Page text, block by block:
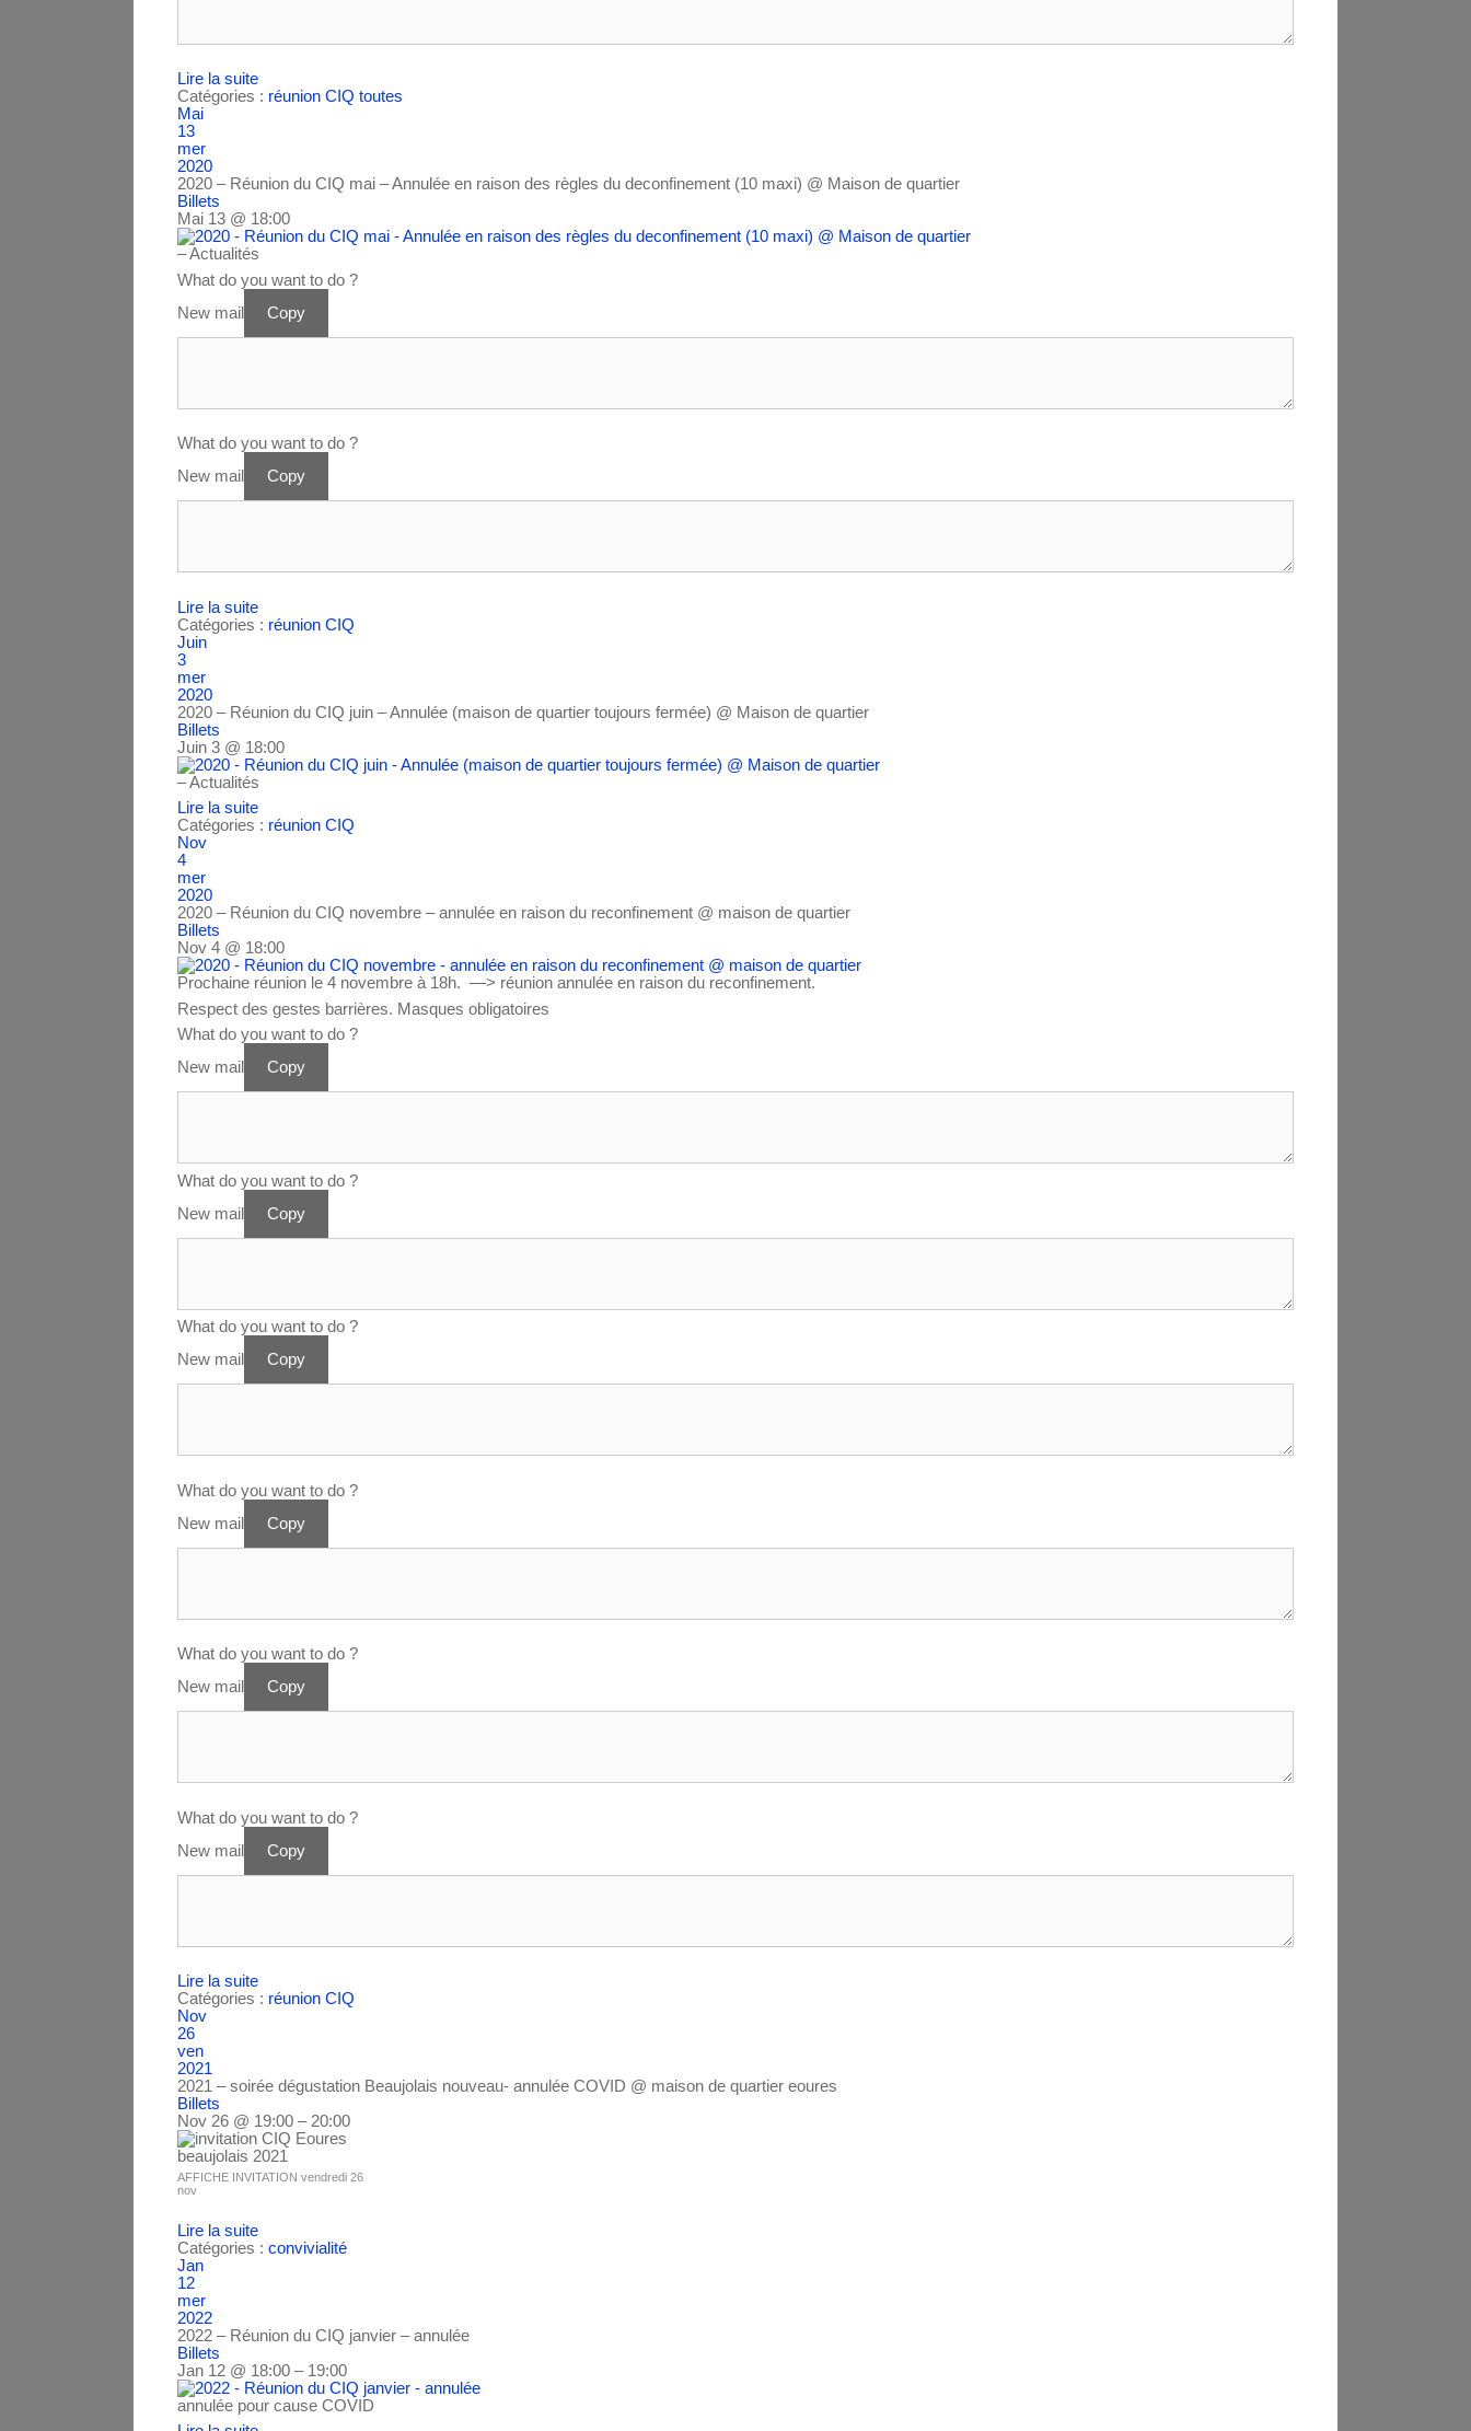
Lire la suite
Catégories : réunion CIQ toutes
Mai
13
mer
2020
2020 – Réunion du CIQ mai – Annulée en raison des règles du deconfinement (10 maxi) @ Maison de quartier
Billets
Mai 13 @ 18:00
– Actualités
What do you want to do ?
New mail
Copy
What do you want to do ?
New mail
Copy
Lire la suite
Catégories : réunion CIQ
Juin
3
mer
2020
2020 – Réunion du CIQ juin – Annulée (maison de quartier toujours fermée) @ Maison de quartier
Billets
Juin 3 @ 18:00
– Actualités
Lire la suite
Catégories : réunion CIQ
Nov
4
mer
2020
2020 – Réunion du CIQ novembre – annulée en raison du reconfinement @ maison de quartier
Billets
Nov 4 @ 18:00
Prochaine réunion le 4 novembre à 18h. —> réunion annulée en raison du reconfinement.
Respect des gestes barrières. Masques obligatoires
What do you want to do ?
New mail
Copy
What do you want to do ?
New mail
Copy
What do you want to do ?
New mail
Copy
What do you want to do ?
New mail
Copy
What do you want to do ?
New mail
Copy
What do you want to do ?
New mail
Copy
Lire la suite
Catégories : réunion CIQ
Nov
26
ven
2021
2021 – soirée dégustation Beaujolais nouveau- annulée COVID @ maison de quartier eoures
Billets
Nov 26 @ 19:00 – 20:00
AFFICHE INVITATION vendredi 26
nov
Lire la suite
Catégories : convivialité
Jan
12
mer
2022
2022 – Réunion du CIQ janvier – annulée
Billets
Jan 12 @ 18:00 – 19:00
annulée pour cause COVID